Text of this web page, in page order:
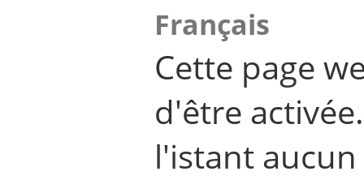
Français
Cette page
d'être
l'istant